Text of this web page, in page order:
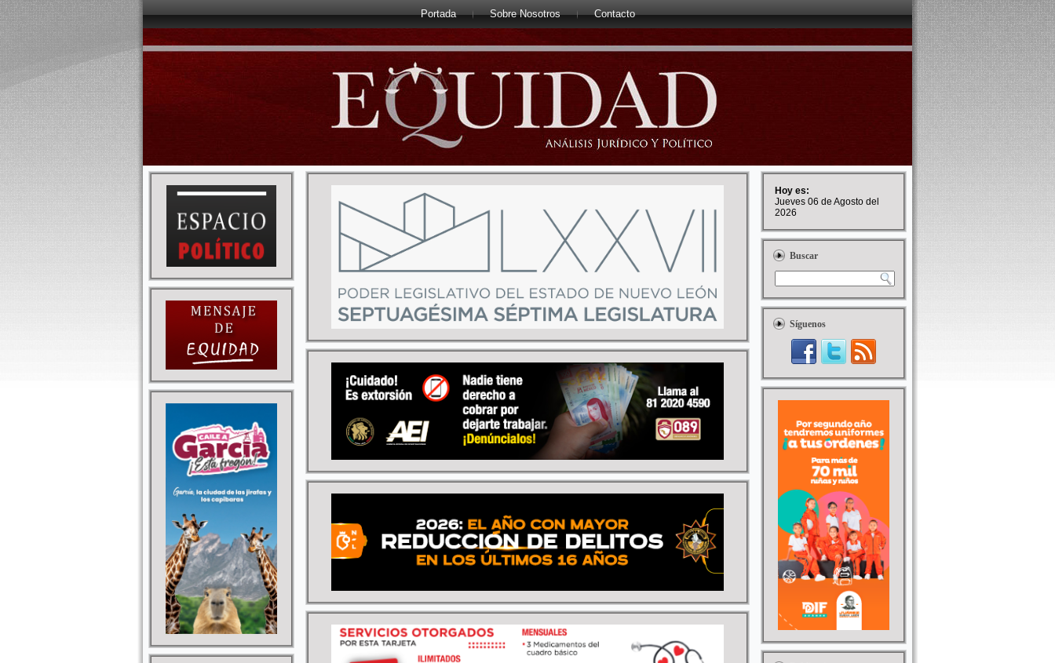
Portada Sobre Nosotros Contacto
Hoy es:
Jueves 06 de Agosto del
2026
Buscar
Síguenos